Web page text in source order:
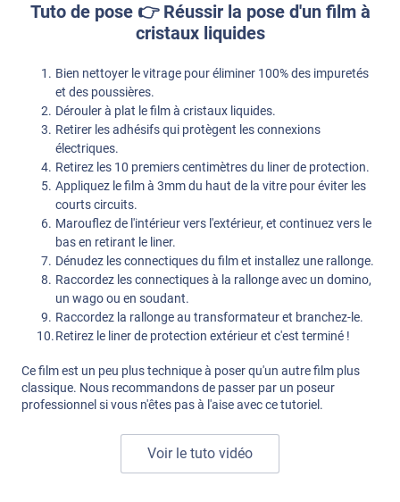
Tuto de pose 👉 Réussir la pose d'un film à
cristaux liquides
Bien nettoyer le vitrage pour éliminer 100% des impuretés
et des poussières.
Dérouler à plat le film à cristaux liquides.
Retirer les adhésifs qui protègent les connexions
électriques.
Retirez les 10 premiers centimètres du liner de protection.
Appliquez le film à 3mm du haut de la vitre pour éviter les
courts circuits.
Marouflez de l'intérieur vers l'extérieur, et continuez vers le
bas en retirant le liner.
Dénudez les connectiques du film et installez une rallonge.
Raccordez les connectiques à la rallonge avec un domino,
un wago ou en soudant.
Raccordez la rallonge au transformateur et branchez-le.
Retirez le liner de protection extérieur et c'est terminé !
Ce film est un peu plus technique à poser qu'un autre film plus
classique. Nous recommandons de passer par un poseur
professionnel si vous n'êtes pas à l'aise avec ce tutoriel.
Voir le tuto vidéo